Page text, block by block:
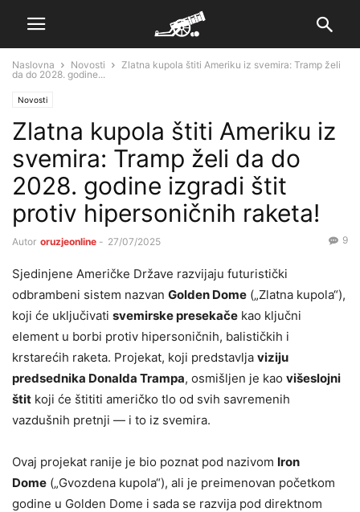
Naslovna Novosti
Zlatna kupola štiti Ameriku iz svemira: Tramp želi
da do 2028. godine...
Novosti
Zlatna kupola štiti Ameriku iz
svemira: Tramp želi da do
2028. godine izgradi štit
protiv hipersoničnih raketa!
Autor oruzjeonline - 27/07/2025 9
Sjedinjene Američke Države razvijaju futuristički
odbrambeni sistem nazvan Golden Dome („Zlatna kupola“),
koji će uključivati svemirske presekače kao ključni
element u borbi protiv hipersoničnih, balističkih i
krstarećih raketa. Projekat, koji predstavlja viziju
predsednika Donalda Trampa, osmišljen je kao višeslojni
štit koji će štititi američko tlo od svih savremenih
vazdušnih pretnji — i to iz svemira.
Ovaj projekat ranije je bio poznat pod nazivom Iron
Dome („Gvozdena kupola“), ali je preimenovan početkom
godine u Golden Dome i sada se razvija pod direktnom